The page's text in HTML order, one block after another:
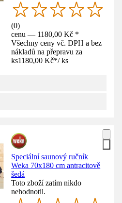
(0)
cenu — 1180,00 Kč *
Všechny ceny vč. DPH a bez
nákladů na přepravu za
ks1180,00 Kč*/ ks
Speciální saunový ručník
Weka 70x180 cm antracitově
šedá
Toto zboží zatím nikdo
nehodnotil.